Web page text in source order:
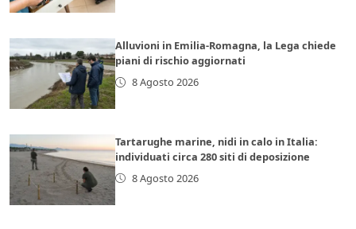
Alluvioni in Emilia-Romagna, la Lega chiede
piani di rischio aggiornati
8 Agosto 2026
Tartarughe marine, nidi in calo in Italia:
individuati circa 280 siti di deposizione
8 Agosto 2026